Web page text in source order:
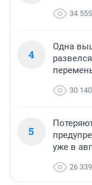
34 555
4
Одна
30 140
5
уже в
26 339